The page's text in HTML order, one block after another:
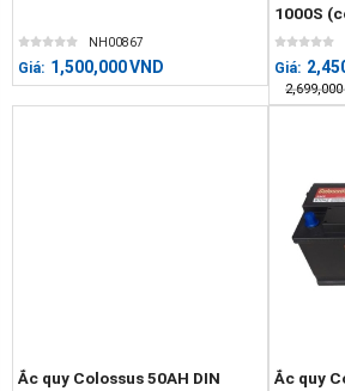
NH00867
Giá: 1,500,000VND
1000S
Giá:
2,699,000
Ắc quy Colossus 50AH DIN
Ắc quy